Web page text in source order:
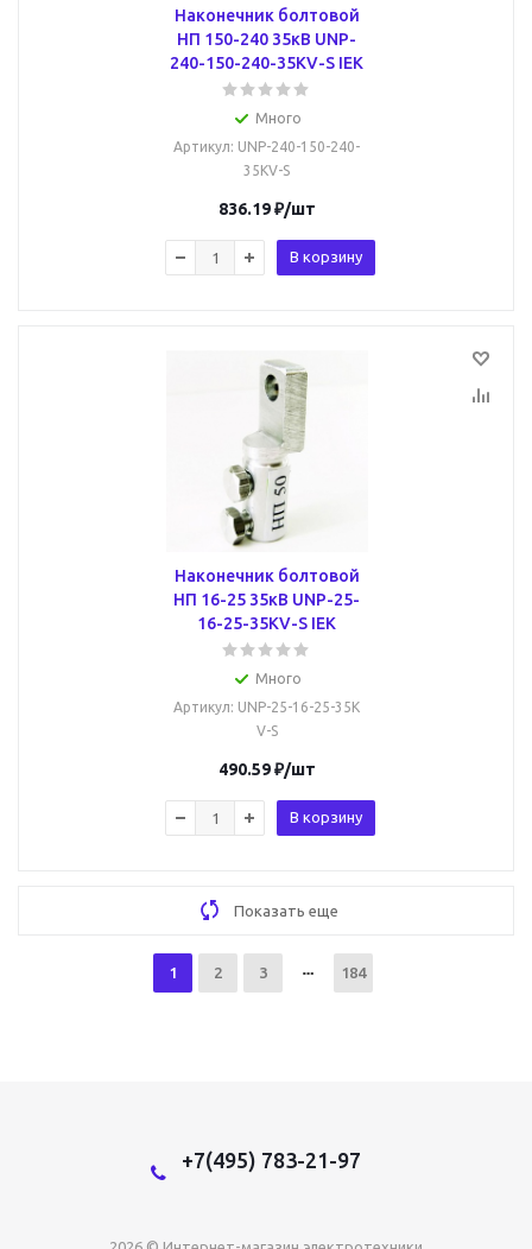
Наконечник болтовой
НП 150-240 35кВ UNP-
240-150-240-35KV-S IEK
Много
Артикул: UNP-240-150-240-
35KV-S
836.19₽/шт
В корзину
Наконечник болтовой
НП 16-25 35кВ UNP-25-
16-25-35KV-S IEK
Много
Артикул: UNP-25-16-25-35K
V-S
490.59₽/шт
В корзину
Показать еще
1 2 3 184
+7(495) 783-21-97